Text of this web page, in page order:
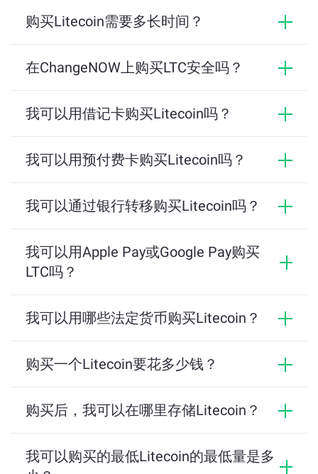
前往 https://changenow.io。选择LTC作为您要
购买的令牌，并选择要支付费用的法定货币。
输入您将收到LTC的钱包地址。
确认交易的细节。
选择一个付款网关并输入您的信用卡详细信息
以付费。
确认付款后，您将在10分钟内在指定的钱包中
购买Litecoin需要多长时间？
希望在付款后10分钟内收到钱包中的令牌。
在ChangeNOW上购买LTC安全吗？
能，例如安全套接字层（SSL）加密。我们也不会对
用户的资产进行监护权，因此您保留了完全控制
我可以用借记卡购买Litecoin吗？
LTC。只需选择所需的付款网关，输入卡详细信息，
然后继续付款。
我可以用预付费卡购买Litecoin吗？
方式获取LTC。选择一个网关，输入卡详细信息，然
后确认付款。
我可以通过银行转移购买Litecoin吗？
牌。但是，此方法可能需要比其他方法更长。
我可以用Apple Pay或Google Pay购买
LTC吗？
关之一。它们使您能够在为ChangeNOW下载iOS或
Android移动应用程序时立即付款。
我可以用哪些法定货币购买Litecoin？
元，英镑，香港美元等。
购买一个Litecoin要花多少钱？
价格约为$45.58。该币今年以来的涨幅
为-42.9137%。
购买后，我可以在哪里存储Litecoin？
数字钱包。 NOW Wallet是数字钱包的一个很好的例
子，可以安全地保持令牌。
我可以购买的最低Litecoin的最低量是多